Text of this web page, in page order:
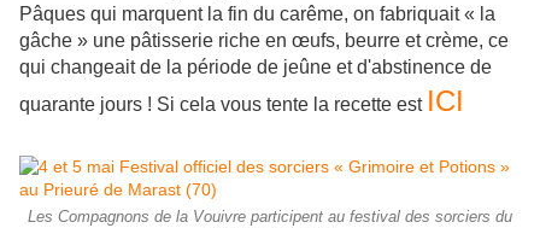
Pâques qui marquent la fin du carême, on fabriquait « la
gâche » une pâtisserie riche en œufs, beurre et crème, ce
qui changeait de la période de jeûne et d'abstinence de
quarante jours ! Si cela vous tente la recette est ICI
Les Compagnons de la Vouivre participent au festival des sorciers du